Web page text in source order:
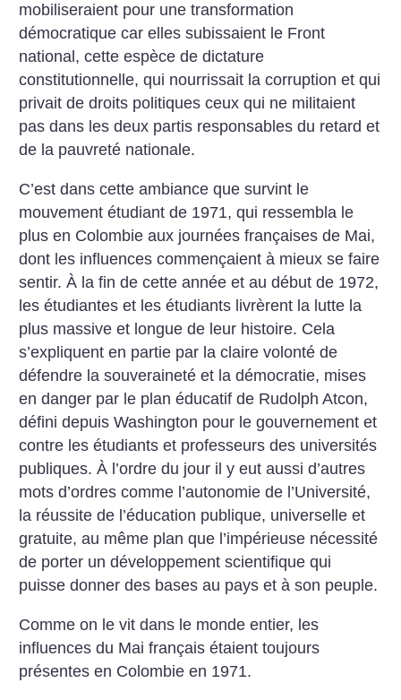
mobiliseraient pour une transformation
démocratique car elles subissaient le Front
national, cette espèce de dictature
constitutionnelle, qui nourrissait la corruption et qui
privait de droits politiques ceux qui ne militaient
pas dans les deux partis responsables du retard et
de la pauvreté nationale.
C’est dans cette ambiance que survint le
mouvement étudiant de 1971, qui ressembla le
plus en Colombie aux journées françaises de Mai,
dont les influences commençaient à mieux se faire
sentir. À la fin de cette année et au début de 1972,
les étudiantes et les étudiants livrèrent la lutte la
plus massive et longue de leur histoire. Cela
s’expliquent en partie par la claire volonté de
défendre la souveraineté et la démocratie, mises
en danger par le plan éducatif de Rudolph Atcon,
défini depuis Washington pour le gouvernement et
contre les étudiants et professeurs des universités
publiques. À l’ordre du jour il y eut aussi d’autres
mots d’ordres comme l’autonomie de l’Université,
la réussite de l’éducation publique, universelle et
gratuite, au même plan que l’impérieuse nécessité
de porter un développement scientifique qui
puisse donner des bases au pays et à son peuple.
Comme on le vit dans le monde entier, les
influences du Mai français étaient toujours
présentes en Colombie en 1971.